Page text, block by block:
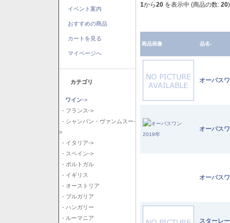
イベント案内
おすすめの商品
カートを見る
マイページへ
カテゴリ
ワイン->
- フランス->
- シャンパン・ヴァンムスー-
>
- イタリア->
- スペイン->
- ポルトガル
- イギリス
- オーストリア
- ブルガリア
- ハンガリー
- ルーマニア
1から20 を表示中 (商品の数: 20)
商品画像 品名-
オーパス
オーパス
オーパス
スターレ